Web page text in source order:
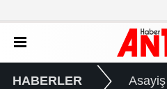
HABERLER Asayiş